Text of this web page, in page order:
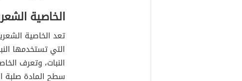
قوة كافية تساعد
النبات ومن هذه
الخاصية